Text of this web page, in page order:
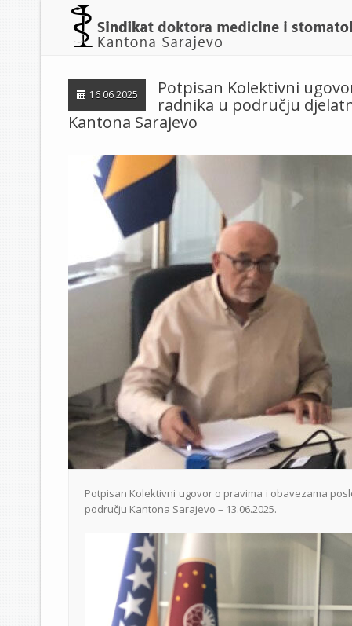
16 06 2025
Potpisan Kolektivni
radnika u području
Kantona Sarajevo
Potpisan Kolektivni ugovor o pravima i obavezama
području Kantona Sarajevo – 13.06.2025.